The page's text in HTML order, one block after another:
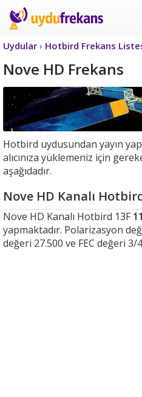
Uydular › Hotbird Frekans
Nove HD Frekans
Hotbird uydusundan yayın
alıcınıza yüklemeniz için
aşağıdadır.
Nove HD Kanalı
Nove HD Kanalı Hotbird 13F
yapmaktadır. Polarizasyon
değeri 27.500 ve FEC değeri